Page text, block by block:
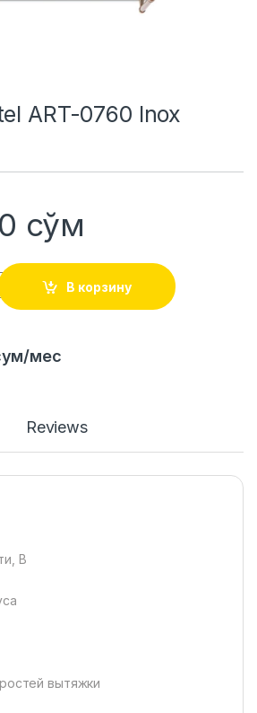
ART-0760 Inox
сўм
В корзину
мес
Reviews
В
вытяжки